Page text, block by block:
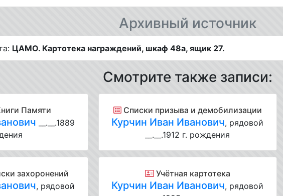
Архивный источник
ЦАМО. Картотека награждений, шкаф 48а, ящик 27.
Смотрите также записи:
Памяти
__.__.1889
захоронений
, рядовой
Списки призыва и демобилизации
Курчин Иван Иванович, рядовой
__.__.1912 г. рождения
Учётная картотека
Курчин Иван Иванович, рядовой